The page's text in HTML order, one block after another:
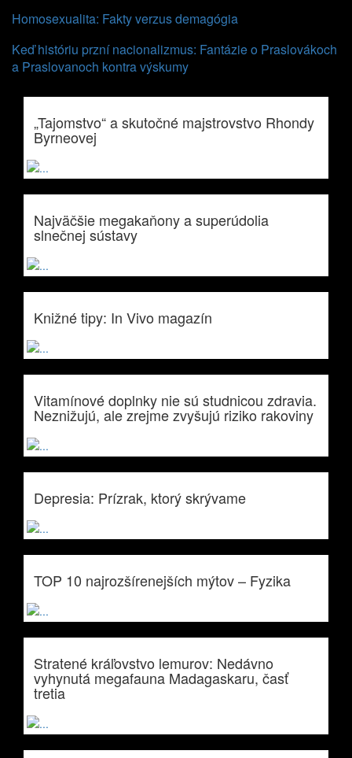
Homosexualita: Fakty verzus demagógia
Keď históriu przní nacionalizmus: Fantázie o Praslovákoch
a Praslovanoch kontra výskumy
„Tajomstvo“ a skutočné majstrovstvo Rhondy
Byrneovej
Najväčšie megakaňony a superúdolia
slnečnej sústavy
Knižné tipy: In Vivo magazín
Vitamínové doplnky nie sú studnicou zdravia.
Neznižujú, ale zrejme zvyšujú riziko rakoviny
Depresia: Prízrak, ktorý skrývame
TOP 10 najrozšírenejších mýtov – Fyzika
Stratené kráľovstvo lemurov: Nedávno
vyhynutá megafauna Madagaskaru, časť
tretia